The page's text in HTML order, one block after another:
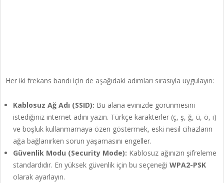
Her iki frekans bandı için de aşağıdaki adımları sırasıyla uygulayın:
Kablosuz Ağ Adı (SSID): Bu alana evinizde görünmesini
istediğiniz internet adını yazın. Türkçe karakterler (ç, ş, ğ, ü, ö, ı)
ve boşluk kullanmamaya özen göstermek, eski nesil cihazların
ağa bağlanırken sorun yaşamasını engeller.
Güvenlik Modu (Security Mode): Kablosuz ağınızın şifreleme
standardıdır. En yüksek güvenlik için bu seçeneği WPA2-PSK
olarak ayarlayın.